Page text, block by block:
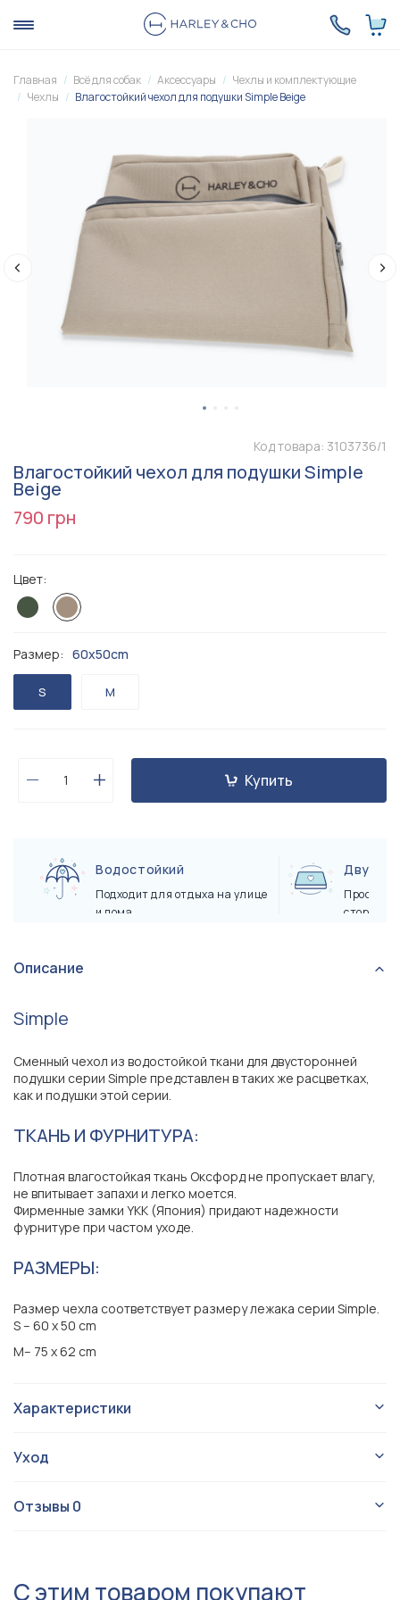
Главная Всё для собак Аксессуары
Чехлы и комплектующие
Чехлы
Влагостойкий чехол для подушки Simple Beige
Код товара: 3103736/1
Влагостойкий чехол для подушки Simple
Beige
790 грн
Цвет:
Размер: 60x50cm
S M
Купить
Водостойкий
Подходит для отдыха на улице
и дома
Просто
сторону
Описание
Simple
Сменный чехол из водостойкой ткани для двусторонней
подушки серии Simple представлен в таких же расцветках,
как и подушки этой серии.
ТКАНЬ И ФУРНИТУРА:
Плотная влагостойкая ткань Оксфорд не пропускает влагу,
не впитывает запахи и легко моется.
Фирменные замки YKK (Япония) придают надежности
фурнитуре при частом уходе.
РАЗМЕРЫ:
Размер чехла соответствует размеру лежака серии Simple.
S – 60 x 50 cm
M– 75 х 62 cm
Характеристики
Серия
Уход
НЕ сушите в стиральной или сушильной машине.
Отзывы 0
С этим товаром покупают